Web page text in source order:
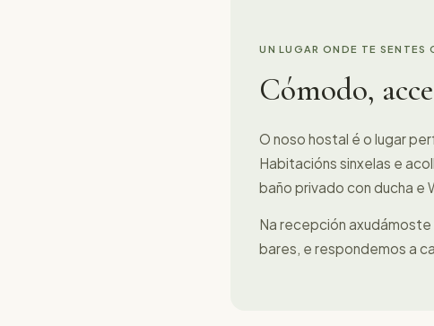
UN LUGAR ONDE TE SENTES
Cómodo,
O noso hostal é o lugar
Habitacións sinxelas e
baño privado con ducha e
Na recepción
bares, e respondemos a